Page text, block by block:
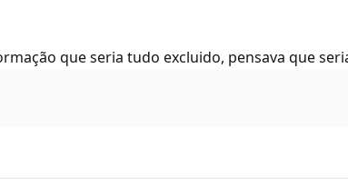
que seria tudo excluido, pensava que